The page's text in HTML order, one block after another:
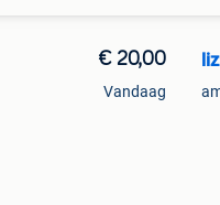
€ 20,00
Vandaag